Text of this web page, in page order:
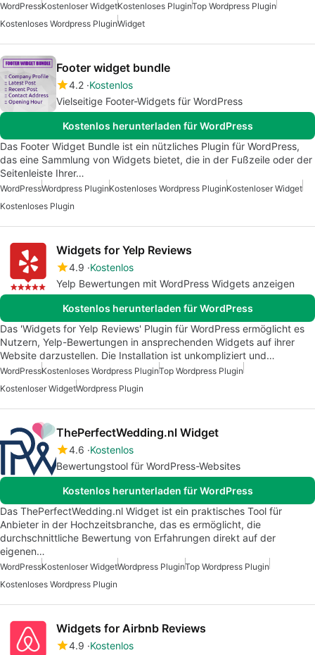
WordPressKostenloser WidgetKostenloses PluginTop Wordpress Plugin
Kostenloses Wordpress PluginWidget
Footer widget bundle
4.2 Kostenlos
Vielseitige Footer-Widgets für WordPress
Kostenlos herunterladen für WordPress
Das Footer Widget Bundle ist ein nützliches Plugin für WordPress,
das eine Sammlung von Widgets bietet, die in der Fußzeile oder der
Seitenleiste Ihrer…
WordPressWordpress PluginKostenloses Wordpress PluginKostenloser Widget
Kostenloses Plugin
Widgets for Yelp Reviews
4.9 Kostenlos
Yelp Bewertungen mit WordPress Widgets anzeigen
Kostenlos herunterladen für WordPress
Das 'Widgets for Yelp Reviews' Plugin für WordPress ermöglicht es
Nutzern, Yelp-Bewertungen in ansprechenden Widgets auf ihrer
Website darzustellen. Die Installation ist unkompliziert und…
WordPressKostenloses Wordpress PluginTop Wordpress Plugin
Kostenloser WidgetWordpress Plugin
ThePerfectWedding.nl Widget
4.6 Kostenlos
Bewertungstool für WordPress-Websites
Kostenlos herunterladen für WordPress
Das ThePerfectWedding.nl Widget ist ein praktisches Tool für
Anbieter in der Hochzeitsbranche, das es ermöglicht, die
durchschnittliche Bewertung von Erfahrungen direkt auf der
eigenen…
WordPressKostenloser WidgetWordpress PluginTop Wordpress Plugin
Kostenloses Wordpress Plugin
Widgets for Airbnb Reviews
4.9 Kostenlos